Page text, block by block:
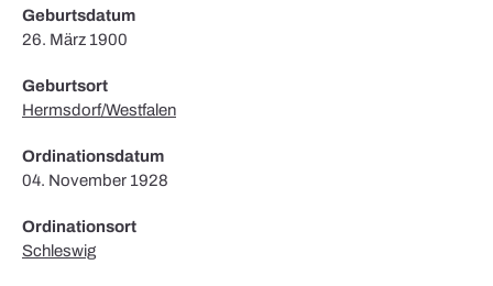
Geburtsdatum
26. März 1900
Geburtsort
Hermsdorf/Westfalen
Ordinationsdatum
04. November 1928
Ordinationsort
Schleswig